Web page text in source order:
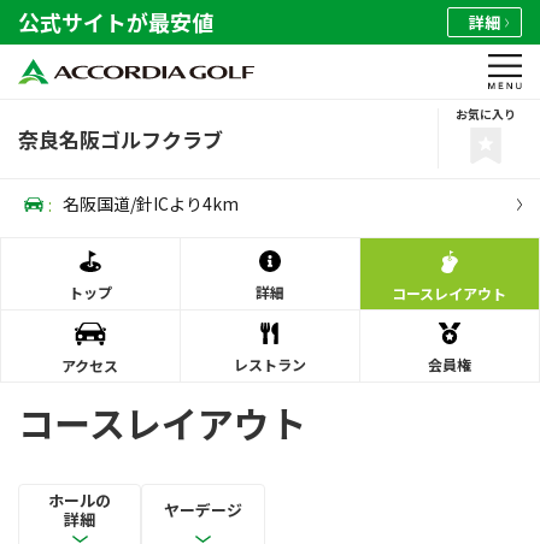
公式サイトが最安値 詳細
奈良名阪ゴルフクラブ
お気に入り
: 名阪国道/針ICより4km
トップ 詳細 コースレイアウト
アクセス レストラン 会員権
コースレイアウト
ホールの
詳細
ヤーデージ